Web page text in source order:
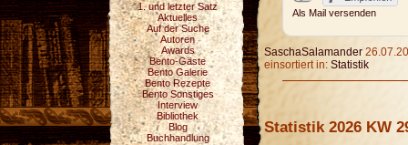
1. und letzter Satz
Aktuelles
Auf der Suche
Autoren
Awards
Bento-Gäste
Bento Galerie
Bento Rezepte
Bento Sonstiges
Interview
Bibliothek
Blog
Buchhandlung
Als Mail versenden
SaschaSalamander
einsortiert in: Statistik
Statistik 2026 KW